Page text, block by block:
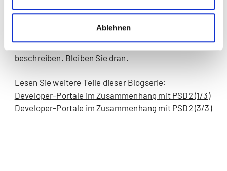
Ablehnen
deutlichen Mehrwert, zumal sie so Zugang zu einem
werde ich weitere individuelle
Developer-Portale anhand von Beispielen
beschreiben. Bleiben Sie dran.
Lesen Sie weitere Teile dieser Blogserie:
Developer-Portale im Zusammenhang mit PSD2 (1/3)
Developer-Portale im Zusammenhang mit PSD2 (3/3)